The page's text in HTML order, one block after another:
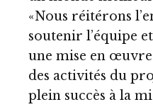
«Nous réitérons
soutenir l’équipe
une mise en œuvre
des activités du
plein succès à la